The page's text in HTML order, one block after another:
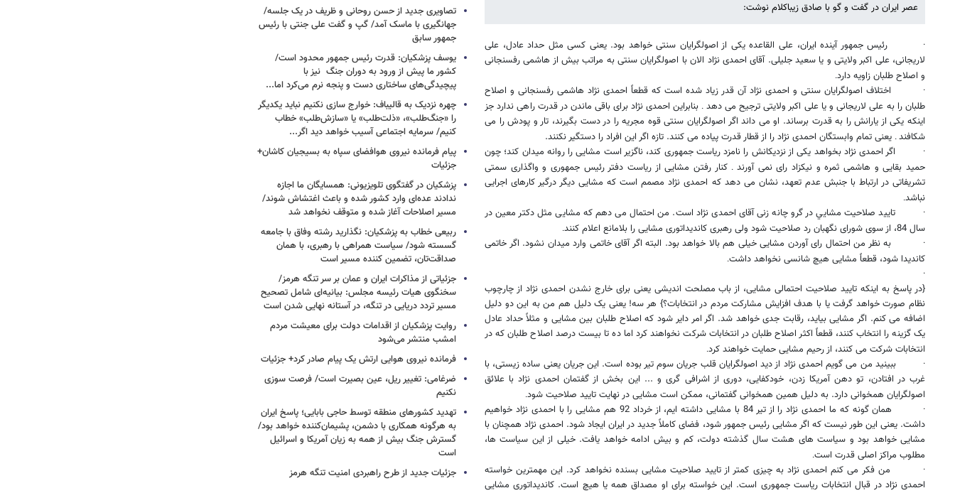
عصر ایران در گفت و گو با صادق زیباکلام نوشت:
·
رئیس جمهور آینده ایران، علی القاعده یکی از اصولگرایان سنتی خواهد بود. یعنی کسی مثل حداد عادل، علی
لاریجانی، علی اکبر ولایتی و یا سعید جلیلی. آقای احمدی نژاد الان با اصولگرایان سنتی به مراتب بیش از هاشمی رفسنجانی
و اصلاح طلبان زاویه دارد.
·
اختلاف اصولگرایان سنتی و احمدی نژاد آن قدر زیاد شده است که قطعاً احمدی نژاد هاشمی رفسنجانی و اصلاح
طلبان را به علی لاریجانی و یا علی اکبر ولایتی ترجیح می دهد . بنابراین احمدی نژاد برای باقی ماندن در قدرت راهی ندارد جز
اینکه یکی از یارانش را به قدرت برساند. او می داند اگر اصولگرایان سنتی قوه مجریه را در دست بگیرند، تار و پودش را می
شکافند . یعنی تمام وابستگان احمدی نژاد را از قطار قدرت پیاده می کنند. تازه اگر این افراد را دستگیر نکنند.
·
اگر احمدی نژاد بخواهد یکی از نزدیکانش را نامزد ریاست جمهوری کند، ناگزیر است مشایی را روانه میدان کند؛ چون
حمید بقایی و هاشمی ثمره و نیکزاد رای نمی آورند. کنار رفتن مشایی از ریاست دفتر رئیس جمهوری و واگذاری سمتی
تشریفاتی در ارتباط با جنبش عدم تعهد، نشان می دهد که احمدی نژاد مصمم است که مشایی دیگر درگیر کارهای اجرایی
نباشد.
·
تایید صلاحیت مشايي در گرو چانه زنی آقای احمدی نژاد است. من احتمال می دهم که مشایی مثل دکتر معین در
سال 84، از سوی شورای نگهبان رد صلاحیت شود ولی رهبری کاندیداتوری مشایی را بلامانع اعلام کنند
.
·
به نظر من احتمال رای آوردن مشایی خیلی هم بالا خواهد بود. البته اگر آقای خاتمی وارد میدان نشود. اگر خاتمی
کاندیدا شود، قطعاً مشایی هیچ شانسی نخواهد داشت.
·
{در پاسخ به اينکه تایید صلاحیت احتمالی مشایی، از باب مصلحت اندیشی یعنی برای خارج نشدن احمدی نژاد از چارچوب
نظام صورت خواهد گرفت یا با هدف افزایش مشارکت مردم در انتخابات؟} هر سه! یعنی یک دلیل هم من به این دو دلیل
اضافه می کنم. اگر مشایی بیاید، رقابت جدی خواهد شد. اگر امر دایر شود که اصلاح طلبان بین مشایی و مثلاً حداد عادل
یک گزینه را انتخاب کنند، قطعاً اکثر اصلاح طلبان در انتخابات شرکت نخواهند کرد اما ده تا بیست درصد اصلاح طلبان که در
انتخابات شرکت می کنند، از رحیم مشایی حمایت خواهند کرد.
·
ببینید من می گویم احمدی نژاد از دید اصولگرایان قلب جریان سوم تیر بوده است. این جریان یعنی ساده زیستی، با
غرب در افتادن، تو دهن آمریکا زدن، خودکفایی، دوری از اشرافی گری و ... این بخش از گفتمان احمدی نژاد با علائق
اصولگرایان همخوانی دارد. به دلیل همین همخوانی گفتمانی، ممکن است مشایی در نهایت تایید صلاحیت شود.
·
همان گونه که ما احمدی نژاد را از تیر 84 با مشایی داشته ایم، از خرداد 92 هم مشایی را با احمدی نژاد خواهیم
داشت. یعنی این طور نیست که اگر مشایی رئیس جمهور شود، فضای کاملاً جدید در ایران ایجاد شود. احمدی نژاد همچنان با
مشایی خواهد بود و سیاست های هشت سال گذشته دولت، کم و بیش ادامه خواهد یافت. خیلی از این سیاست ها،
مطلوب مراکز اصلی قدرت است.
·
من فکر می کنم احمدی نژاد به چیزی کمتر از تایید صلاحیت مشایی بسنده نخواهد کرد. این مهمترین خواسته
احمدی نژاد در قبال انتخابات ریاست جمهوری است. این خواسته برای او مصداق همه یا هیچ است. کاندیداتوری مشایی
تصاویری جدید از حسن روحانی و ظریف در یک جلسه/
جهانگیری با ماسک آمد/ گپ و گفت علی جنتی با رئیس
جمهور سابق
یوسف پزشکیان: قدرت رئیس‌ جمهور محدود است/
کشور ما پیش از ورود به دوران جنگ نیز با
پیچیدگی‌های ساختاری دست و پنجه نرم می‌کرد اما...
چهره نزدیک به قالیباف: خوارج سازی نکنیم نباید یکدیگر
را «جنگ‌طلب»، «ذلت‌طلب» یا «سازش‌طلب» خطاب
کنیم/ سرمایه اجتماعی آسیب خواهد دید اگر...
پیام فرمانده نیروی هوافضای سپاه به بسیجیان کاشان+
جزئیات
پزشکیان در گفتگوی تلویزیونی: همسایگان ما اجازه
ندادند عده‌ای وارد کشور شده و باعث اغتشاش شوند/
مسیر اصلاحات آغاز شده و متوقف نخواهد شد
ربیعی خطاب به پزشکیان: نگذارید رشته وفاق با جامعه
گسسته شود/ سیاست همراهی با رهبری، با همان
صداقت‌تان، تضمین کننده مسیر است
جزئیاتی از مذاکرات ایران و عمان بر سر تنگه هرمز/
سخنگوی هیات رئیسه مجلس: بیانیه‌ای شامل تصحیح
مسیر تردد دریایی در تنگه، در آستانه نهایی شدن است
روایت پزشکیان از اقدامات دولت برای معیشت مردم
امشب منتشر می‌شود
فرمانده نیروی هوایی ارتش یک پیام صادر کرد+ جزئیات
ضرغامی: تغییر ریل، عین بصیرت است/ فرصت سوزی
نکنیم
تهدید کشورهای منطقه توسط حاجی بابایی؛ پاسخ ایران
به هرگونه همکاری با دشمن، پشیمان‌کننده خواهد بود/
گسترش جنگ بیش از همه به زیان آمریکا و اسرائیل
است
جزئیات جدید از طرح راهبردی امنیت تنگه هرمز